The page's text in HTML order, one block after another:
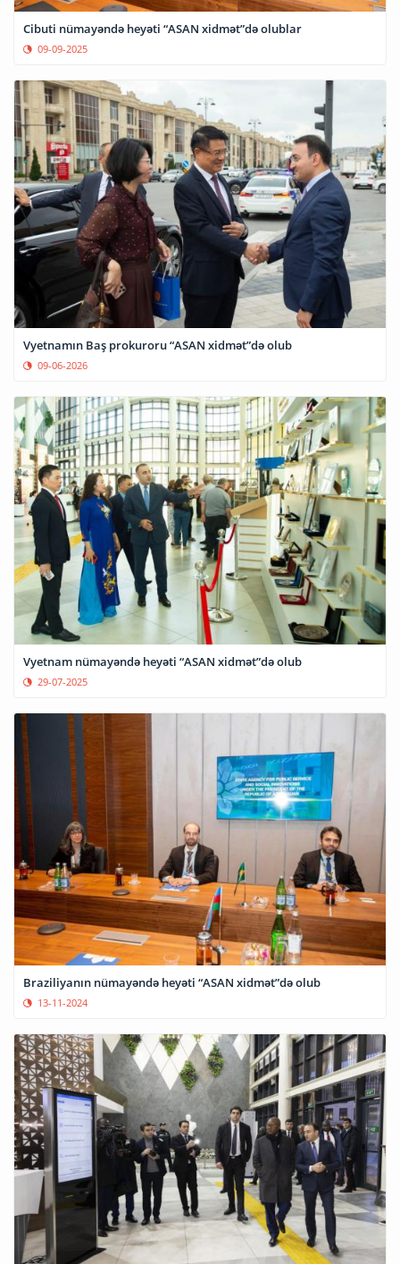
Cibuti nümayəndə heyəti “ASAN xidmət”də olublar
09-09-2025
Vyetnamın Baş prokuroru “ASAN xidmət”də olub
09-06-2026
Vyetnam nümayəndə heyəti “ASAN xidmət”də olub
29-07-2025
Braziliyanın nümayəndə heyəti “ASAN xidmət”də olub
13-11-2024